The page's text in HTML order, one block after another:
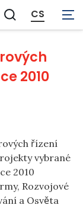
Zobrazit
vyhledávání
CS
2010
řízení
vybrané
2010
Rozvojové
a Osvěta